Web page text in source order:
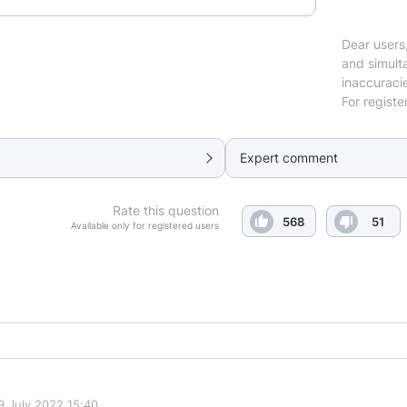
Dear
and
For
Expert comment
Rate this question
Available only for registered users 568 51